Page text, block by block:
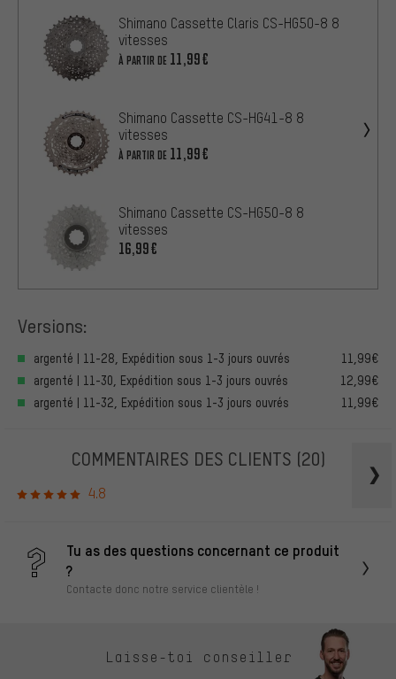
Shimano Cassette Claris CS-HG50-8 8
vitesses
À PARTIR DE 11,99€
Shimano Cassette CS-HG41-8 8
vitesses
À PARTIR DE 11,99€
Shimano Cassette CS-HG50-8 8
vitesses
16,99€
Versions:
argenté | 11-28, Expédition sous 1-3 jours ouvrés
11,99€
argenté | 11-30, Expédition sous 1-3 jours ouvrés
12,99€
argenté | 11-32, Expédition sous 1-3 jours ouvrés
11,99€
COMMENTAIRES DES CLIENTS (20)
4.8
Tu as des questions concernant ce produit
?
Contacte donc notre service clientèle !
Laisse-toi conseiller